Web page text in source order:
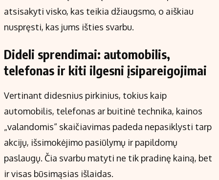
atsisakyti visko, kas teikia džiaugsmo, o aiškiau
nuspręsti, kas jums išties svarbu.
Dideli sprendimai: automobilis,
telefonas ir kiti ilgesni įsipareigojimai
Vertinant didesnius pirkinius, tokius kaip
automobilis, telefonas ar buitinė technika, kainos
„valandomis“ skaičiavimas padeda nepasiklysti tarp
akcijų, išsimokėjimo pasiūlymų ir papildomų
paslaugų. Čia svarbu matyti ne tik pradinę kainą, bet
ir visas būsimąsias išlaidas.